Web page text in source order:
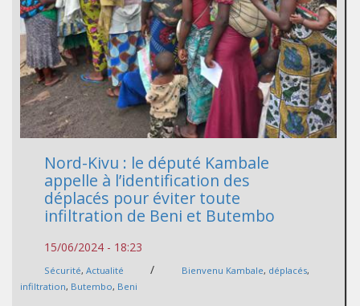
Nord-Kivu : le député Kambale
appelle à l’identification des
déplacés pour éviter toute
infiltration de Beni et Butembo
15/06/2024 - 18:23
Sécurité, Actualité / Bienvenu Kambale, déplacés,
infiltration, Butembo, Beni